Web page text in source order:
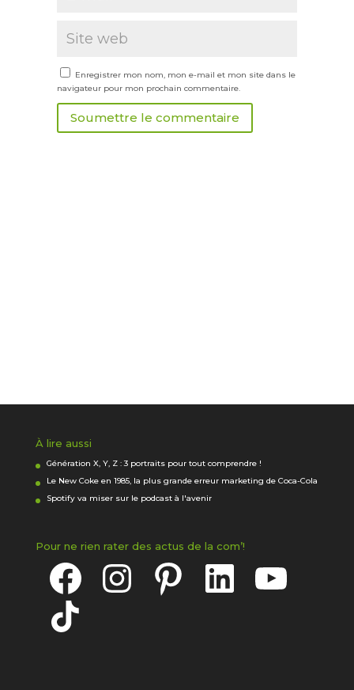
Enregistrer mon nom, mon e-mail et mon site dans le
navigateur pour mon prochain commentaire.
Soumettre le commentaire
À lire aussi
Génération X, Y, Z : 3 portraits pour tout comprendre !
Le New Coke en 1985, la plus grande erreur marketing de Coca-Cola
Spotify va miser sur le podcast à l'avenir
Pour ne rien rater des actus de la com’!
Facebook Instagram Pinterest LinkedIn
TikTok